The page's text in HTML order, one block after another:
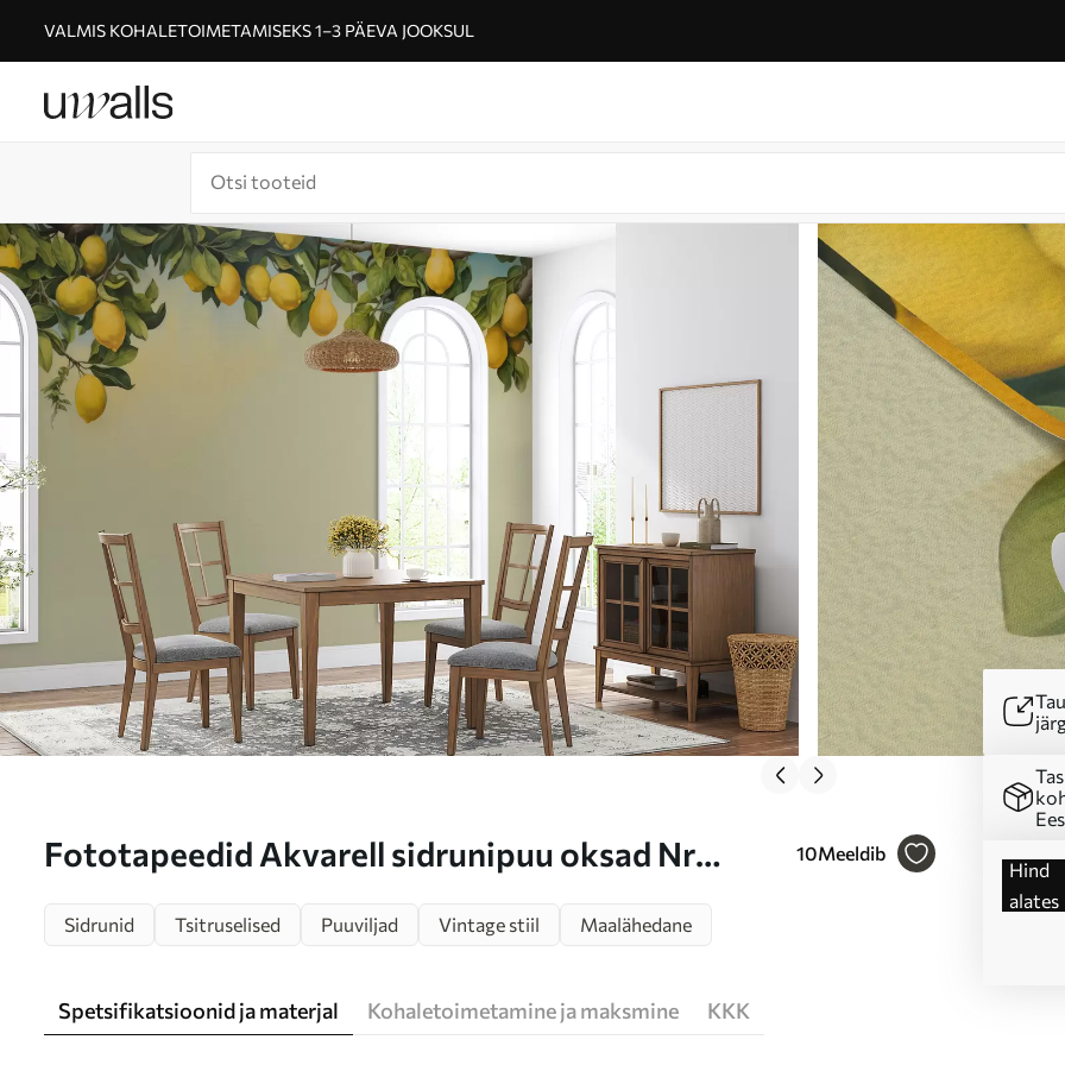
VALMIS KOHALETOIMETAMISEKS 1–3 PÄEVA JOOKSUL
Fototapeedid Akvarell sidrunipuu oksad Nr
10Meeldib
Hind
alates
Sidrunid
Tsitruselised Puuviljad Vintage stiil Maalähedane
Spetsifikatsioonid ja materjal Kohaletoimetamine ja maksmine KKK